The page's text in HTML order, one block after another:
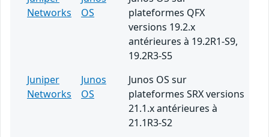
Networks
OS
plateformes QFX
versions 19.2.x
antérieures à 19.2R1-S9,
19.2R3-S5
Juniper
Networks
Junos
OS
Junos OS sur
plateformes SRX versions
21.1.x antérieures à
21.1R3-S2